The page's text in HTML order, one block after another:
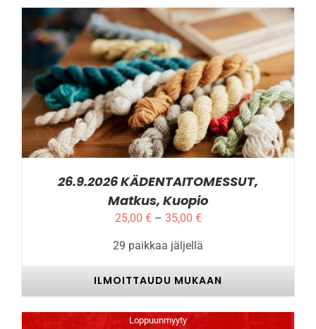
ILMOITTAUDU MUKAAN TÄLLÄ
TUOTTEELLA
ON
USEAMPI
MUUNNELMA.
VOIT
VALINNAT
SIVULLA.
/ LISÄTIEDOT
26.9.2026 KÄDENTAITOMESSUT,
Matkus, Kuopio
25,00 € – 35,00 €Hintaluokka:
-
35,00 €
29 paikkaa jäljellä
ILMOITTAUDU MUKAAN
Loppuunmyyty